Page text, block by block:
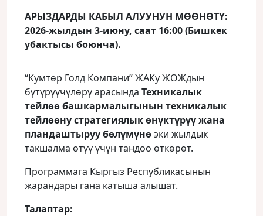
АРЫЗДАРДЫ КАБЫЛ АЛУУНУН МӨӨНӨТҮ:
2026-жылдын 3-июну, саат 16:00 (Бишкек
убактысы боюнча).
“Кумтөр Голд Компани” ЖАКу ЖОЖдын
бүтүрүүчүлөрү арасында Техникалык
тейлөө башкармалыгынын техникалык
тейлөөнустратегиялык өнүктүрүү жана
пландаштыруубөлүмүнөэки жылдык
такшалма өтүү үчүн тандоо өткөрөт.
Программага Кыргыз Республикасынын
жарандары гана катыша алышат.
Талаптар: